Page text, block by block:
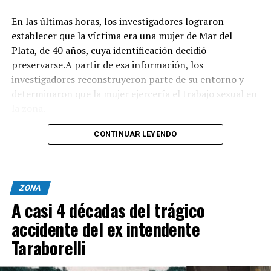
Evento: 30° Fiesta Nacional del Chocolate Artesanal
(ChocoGesell)
Fecha: Fin de semana largo del 17 de Agosto de 2026
Horario: De 11:00 a 21:00 hs.
Lugar: Pinar del Norte (Alameda 202 y Calle 303, Villa
Gesell)
visitantes
En las últimas horas, los investigadores lograron
establecer que la víctima era una mujer de Mar del
Plata, de 40 años, cuya identificación decidió
preservarse.A partir de esa información, los
investigadores reconstruyeron parte de su entorno y
determinaron que la mujer ejercería el trabajo sexual en
Según el portal Mi8, pese a que la escena donde fue
compatibles con un homicidio, el fiscal Ramiro Anchou
mantiene la causa caratulada como "averiguación de
causales de muerte", ya que los estudios forenses todavía
no lograron determinar con precisión cómo fue
asesinada la mujer.
Nuevas pericias
CONTINUAR LEYENDO
ZONA
A casi 4 décadas del trágico
accidente del ex intendente
Taraborelli